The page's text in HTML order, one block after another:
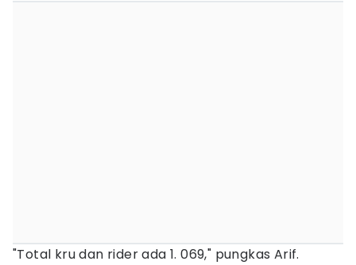
"Total kru dan rider ada 1. 069," pungkas Arif.